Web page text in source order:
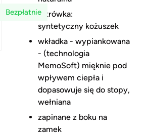
Bezpłatniefutrówka:
syntetyczny kożuszek
wkładka - wypiankowana
- (technologia
MemoSoft) mięknie pod
wpływem ciepła i
dopasowuje się do stopy,
wełniana
zapinane z boku na
zamek